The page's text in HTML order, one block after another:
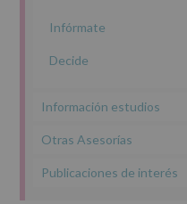
INFORMACIÓN
PROTECCIÓN
(REGLAMENTO
2016/679
27
Infórmate
Decide
Información estudios
Otras Asesorías
Publicaciones de interés